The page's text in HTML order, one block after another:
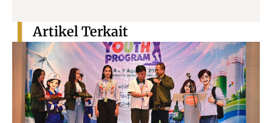
Artikel Terkait